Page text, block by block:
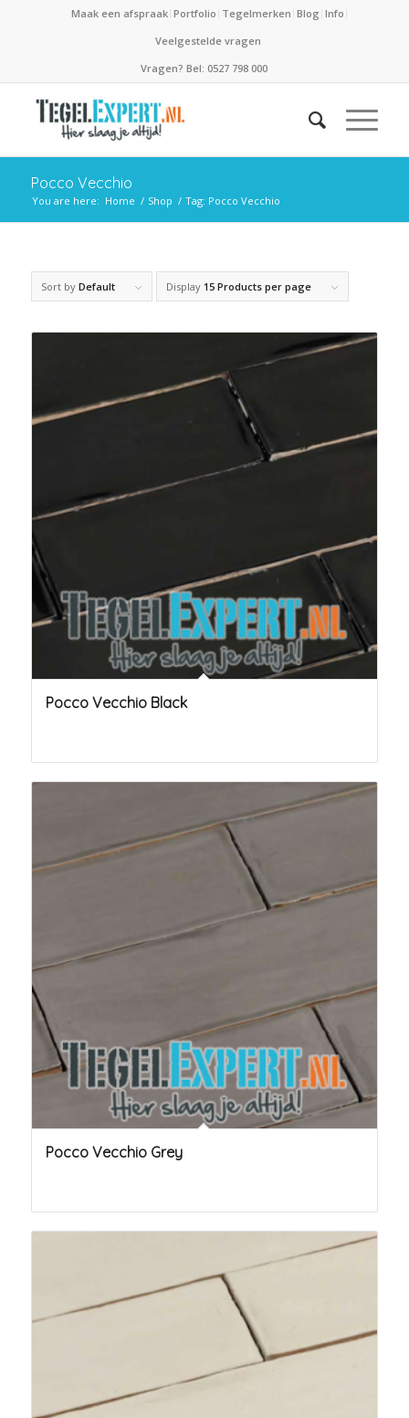
Maak een afspraak Portfolio Tegelmerken Blog Info
Veelgestelde vragen
Vragen? Bel: 0527 798 000
Pocco Vecchio
You are here: Home / Shop / Tag: Pocco Vecchio
Sort by Default Display 15 Products per page
Pocco Vecchio Black
Pocco Vecchio Grey